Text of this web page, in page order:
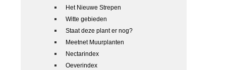
Het Nieuwe Strepen
Witte gebieden
Staat deze plant er nog?
Meetnet Muurplanten
Nectarindex
Oeverindex